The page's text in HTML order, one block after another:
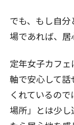
でも、もし自
場であれば、居
定年女子カフ
軸で安心して
くれているの
場所」とは少